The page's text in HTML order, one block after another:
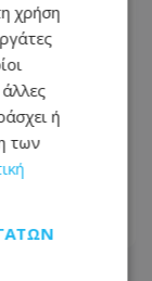
του
χρήση
ή
των